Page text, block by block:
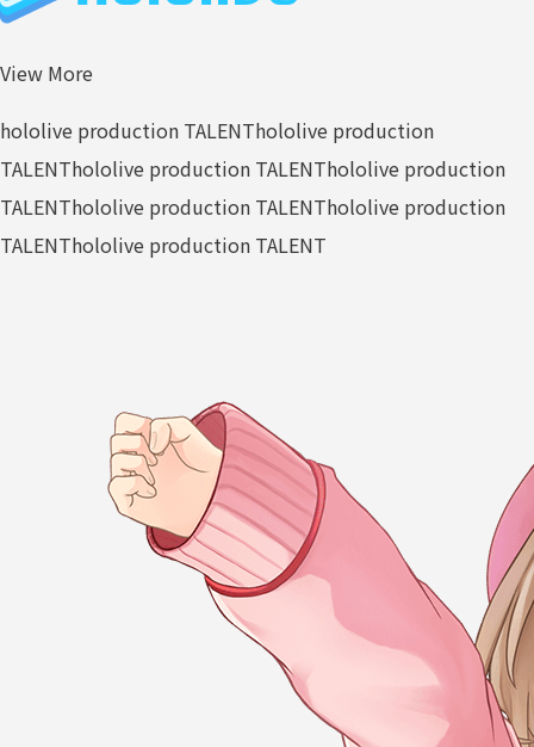
View More
hololive production TALENThololive production
TALENThololive production TALENThololive production
TALENThololive production TALENThololive production
TALENThololive production TALENT